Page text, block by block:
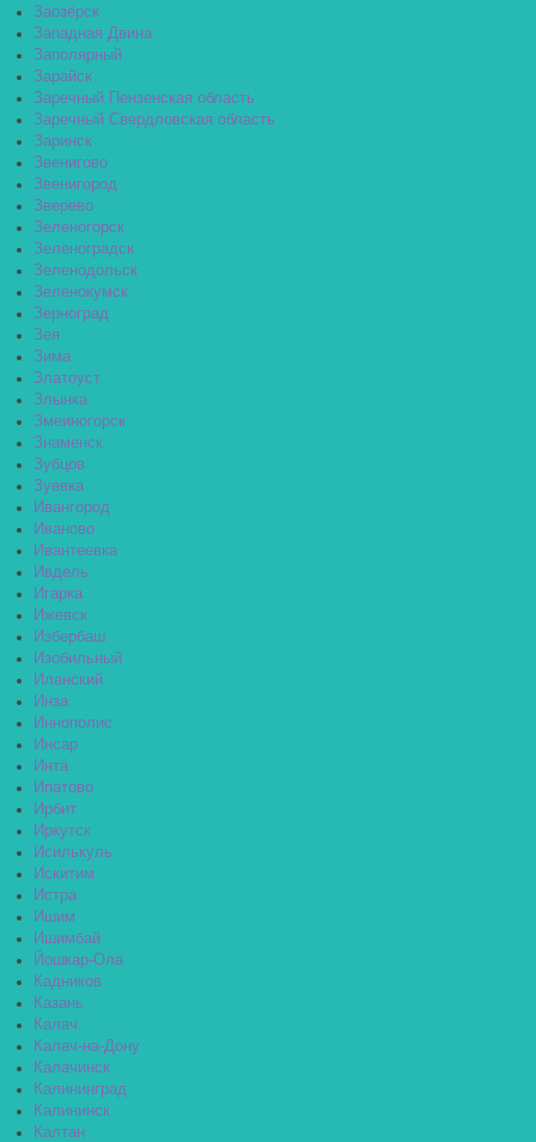
Заозёрск
Западная Двина
Заполярный
Зарайск
Заречный Пензенская область
Заречный Свердловская область
Заринск
Звенигово
Звенигород
Зверево
Зеленогорск
Зеленоградск
Зеленодольск
Зеленокумск
Зерноград
Зея
Зима
Златоуст
Злынка
Змеиногорск
Знаменск
Зубцов
Зуевка
Ивангород
Иваново
Ивантеевка
Ивдель
Игарка
Ижевск
Избербаш
Изобильный
Иланский
Инза
Иннополис
Инсар
Инта
Ипатово
Ирбит
Иркутск
Исилькуль
Искитим
Истра
Ишим
Ишимбай
Йошкар-Ола
Кадников
Казань
Калач
Калач-на-Дону
Калачинск
Калининград
Калининск
Калтан